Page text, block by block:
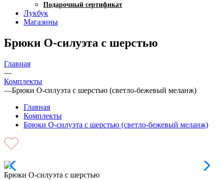
Подарочный сертификат
Лукбук
Магазины
Брюки O-силуэта с шерстью
Главная
—
Комплекты
—Брюки O-силуэта с шерстью (светло-бежевый меланж)
Главная
Комплекты
Брюки O-силуэта с шерстью (светло-бежевый меланж)
Брюки O-силуэта с шерстью